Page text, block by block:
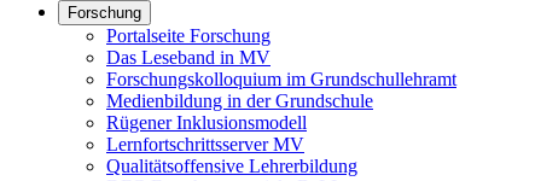
Forschung
Portalseite Forschung
Das Leseband in MV
Forschungskolloquium im Grundschullehramt
Medienbildung in der Grundschule
Rügener Inklusionsmodell
Lernfortschrittsserver MV
Qualitätsoffensive Lehrerbildung